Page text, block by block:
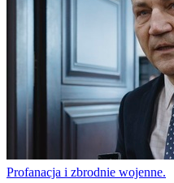
Profanacja i zbrodnie wojenne.